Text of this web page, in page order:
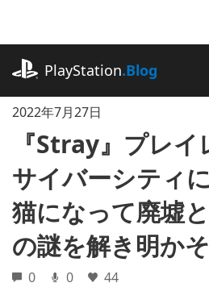
に
ッ
PlayStation.Blog
2022年7月27日
『Stray』プレイ
サイバーシティ
猫になって廃墟
の謎を解き明か
0 0 44